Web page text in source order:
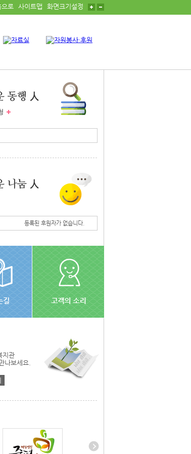
으로 사이트맵 화면크기설정
등록된 후원자가 없습니다.
지관
나보세요.